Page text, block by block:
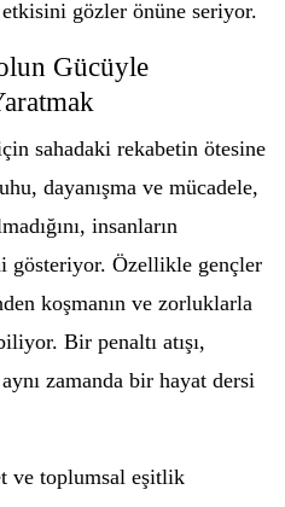
gözler önüne seriyor.
Gücüyle
sahadaki rekabetin ötesine
dayanışma ve mücadele,
insanların
gösteriyor. Özellikle gençler
koşmanın ve zorluklarla
Bir penaltı atışı,
zamanda bir hayat dersi
ve toplumsal eşitlik